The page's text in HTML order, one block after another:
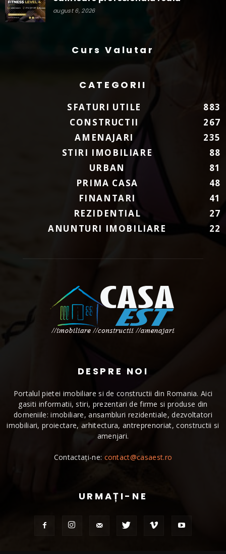
august 6, 2026
Curs Valutar
CATEGORII
SFATURI UTILE
883
CONSTRUCTII
267
AMENAJARI
235
STIRI IMOBILIARE
88
URBAN
81
PRIMA CASA
48
FINANTARI
41
REZIDENTIAL
27
ANUNTURI IMOBILIARE
22
DESPRE NOI
Portalul pietei imobiliare si de constructii din Romania. Aici
gasiti informatii, stiri, prezentari de firme si produse din
domeniile: imobiliare, ansambluri rezidentiale, dezvoltatori
imobiliari, proiectare, arhitectura, antreprenoriat, constructii si
amenjari.
Contactați-ne: contact@casaest.ro
URMAȚI-NE